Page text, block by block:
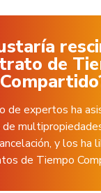
de
de expertos ha
y los ha
de Tiempo